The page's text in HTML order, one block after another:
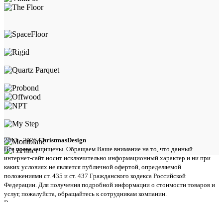
2013 - 2026ChristmasDesign
Все права защищены. Обращаем Ваше внимание на то, что данный
интернет-сайт носит исключительно информационный характер и ни при
каких условиях не является публичной офертой, определяемой
положениями ст. 435 и ст. 437 Гражданского кодекса Российской
Федерации. Для получения подробной информации о стоимости товаров и
услуг, пожалуйста, обращайтесь к сотрудникам компании.